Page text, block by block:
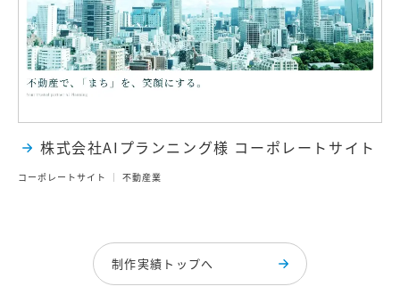
株式会社AIプランニング様 コーポレートサイト
コーポレートサイト 不動産業
制作実績トップへ